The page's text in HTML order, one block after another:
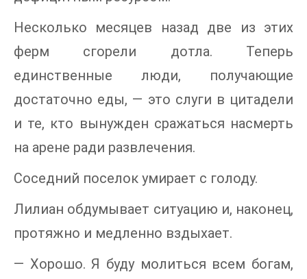
Несколько месяцев назад две из этих
ферм сгорели дотла. Теперь
единственные люди, получающие
достаточно еды, — это слуги в цитадели
и те, кто вынужден сражаться насмерть
на арене ради развлечения.
Соседний поселок умирает с голоду.
Лилиан обдумывает ситуацию и, наконец,
протяжно и медленно вздыхает.
— Хорошо. Я буду молиться всем богам,